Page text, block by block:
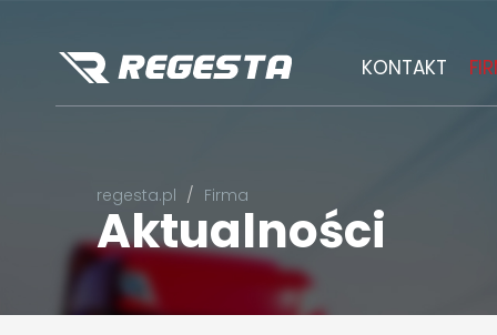
KONTAKT
regesta.pl Firma
Aktualności